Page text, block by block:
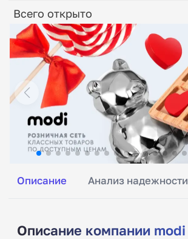
Описание Анализ надежности
Описание компании modi
Всего открыто